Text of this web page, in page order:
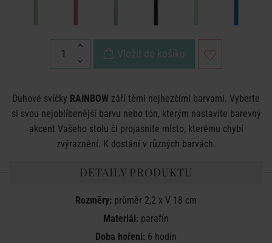
Vložit do košíku
Duhové svíčky RAINBOW září těmi nejhezčími barvami. Vyberte
si svou nejoblíbenější barvu nebo tón, kterým nastavíte barevný
akcent Vašeho stolu či projasníte místo, kterému chybí
zvýraznění. K dostání v různých barvách.
DETAILY PRODUKTU
Rozměry: průměr 2,2 x V 18 cm
Materiál: parafín
Doba hoření: 6 hodin